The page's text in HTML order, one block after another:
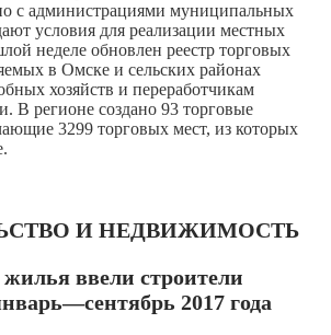
с администрациями муниципальных
условия для реализации местных
неделе обновлен реестр торговых
в Омске и сельских районах
хозяйств и переработчикам
В регионе создано 93 торговые
3299 торговых мест, из которых
И НЕДВИЖИМОСТЬ
ввели строители
2017 года